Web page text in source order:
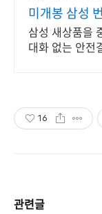
미개봉 삼성
브랜드 중고
삼성 새상품을
대화 없는 안전
16
관련글